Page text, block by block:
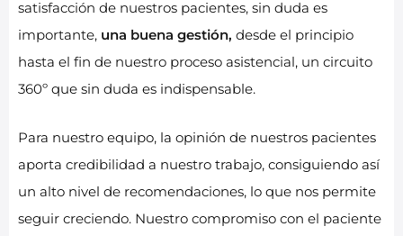
satisfacción de nuestros pacientes, sin duda es
importante, una buena gestión, desde el principio
hasta el fin de nuestro proceso asistencial, un circuito
360º que sin duda es indispensable.
Para nuestro equipo, la opinión de nuestros pacientes
aporta credibilidad a nuestro trabajo, consiguiendo así
un alto nivel de recomendaciones, lo que nos permite
seguir creciendo. Nuestro compromiso con el paciente